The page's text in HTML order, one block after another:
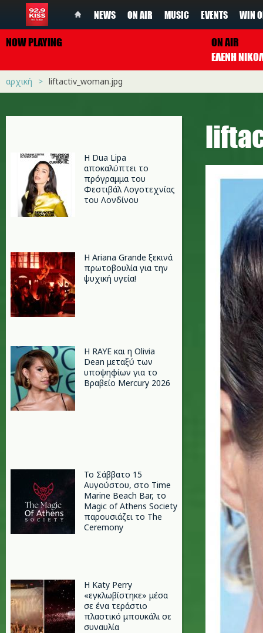
NEWS ON AIR MUSIC EVENTS WIN
NOW PLAYING
ON AIR
ΕΛΕΝΗ
αρχική liftactiv_woman.jpg
Η Dua Lipa
αποκαλύπτει το
πρόγραμμα του
Φεστιβάλ Λογοτεχνίας
του Λονδίνου
Η Ariana Grande ξεκινά
πρωτοβουλία για την
ψυχική υγεία!
Η RAYE και η Olivia
Dean μεταξύ των
υποψηφίων για το
Βραβείο Mercury 2026
Το Σάββατο 15
Αυγούστου, στο Time
Marine Beach Bar, το
Magic of Athens Society
παρουσιάζει το The
Ceremony
H Katy Perry
«εγκλωβίστηκε» μέσα
σε ένα τεράστιο
πλαστικό μπουκάλι σε
συναυλία